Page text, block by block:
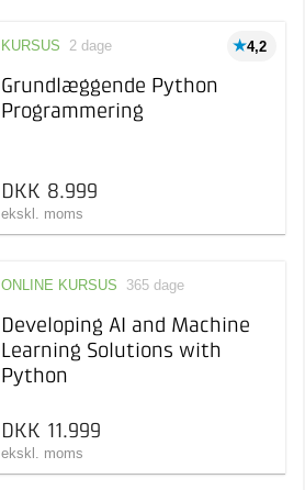
4,2
KURSUS 2 dage
Grundlæggende Python
Programmering
DKK 8.999
ekskl. moms
ONLINE KURSUS 365 dage
Developing AI and Machine
Learning Solutions with
Python
DKK 11.999
ekskl. moms